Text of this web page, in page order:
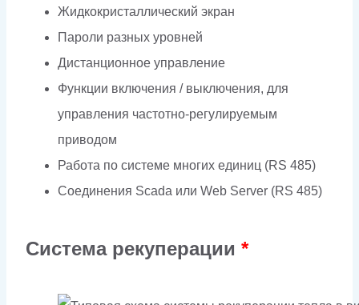
Жидкокристаллический экран
Пароли разных уровней
Дистанционное управление
Функции включения / выключения, для
управления частотно-регулируемым
приводом
Работа по системе многих единиц (RS 485)
Соединения Scada или Web Server (RS 485)
Система рекуперации *